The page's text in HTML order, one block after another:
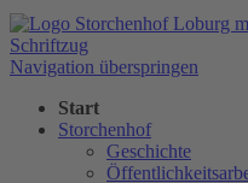
Navigation überspringen
Start
Storchenhof
Geschichte